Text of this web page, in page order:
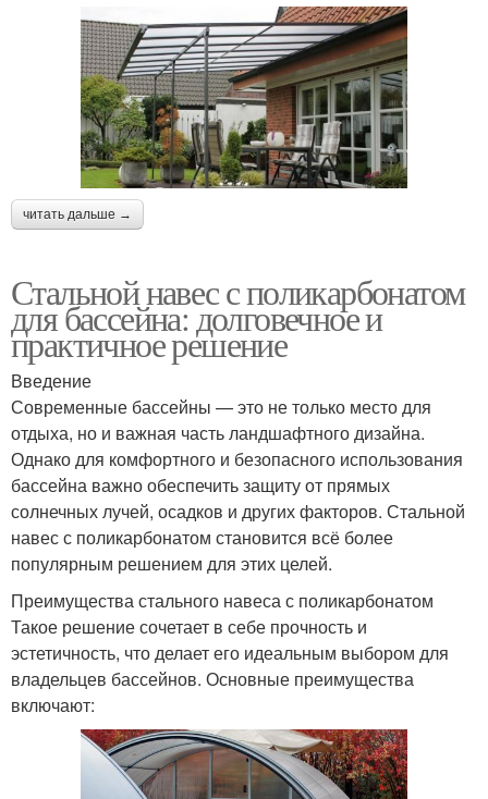
читать дальше →
Стальной навес с поликарбонатом
для бассейна: долговечное и
практичное решение
Введение
Современные бассейны — это не только место для
отдыха, но и важная часть ландшафтного дизайна.
Однако для комфортного и безопасного использования
бассейна важно обеспечить защиту от прямых
солнечных лучей, осадков и других факторов. Стальной
навес с поликарбонатом становится всё более
популярным решением для этих целей.
Преимущества стального навеса с поликарбонатом
Такое решение сочетает в себе прочность и
эстетичность, что делает его идеальным выбором для
владельцев бассейнов. Основные преимущества
включают: